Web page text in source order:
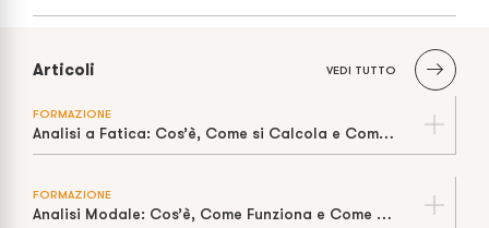
Articoli VEDI TUTTO
FORMAZIONE
Analisi a Fatica: Cos’è, Come si Calcola e Come Stimare la Vita a Cicli
FORMAZIONE
Analisi Modale: Cos’è, Come Funziona e Come Prevenire la Risonanza